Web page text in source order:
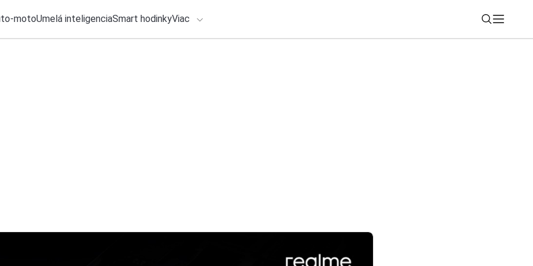
motoUmelá inteligenciaSmart hodinkyViac